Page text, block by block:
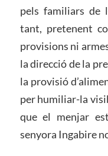
pels familiars de
tant, pretenent
provisions ni
la direcció de la
la provisió
per humiliar-la
que el menjar
senyora Ingabire